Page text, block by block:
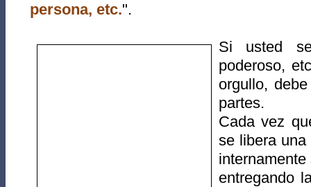
persona, etc.".
Si usted
poderoso,
orgullo,
partes.
Cada vez
se libera
entregando